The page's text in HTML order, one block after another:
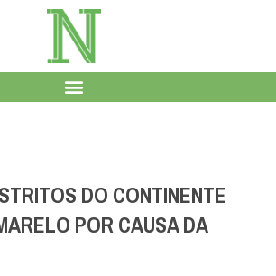
DO CONTINENTE
POR CAUSA DA